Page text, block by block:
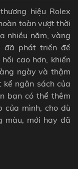
hiệu Rolex
toàn vượt thời
nhiều năm, vàng
đã phát triển để
cao hơn, khiến
ngày và thậm
kể ngân sách của
bạn có thể thêm
của mình, cho dù
màu, mới hay đã